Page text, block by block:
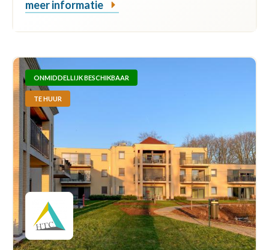
meer informatie
ONMIDDELLIJK BESCHIKBAAR
TE HUUR